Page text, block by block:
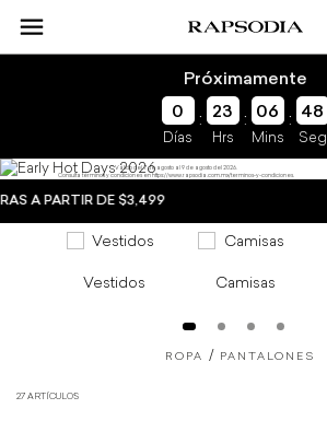
Próximamente
0
Días
: 23
Hrs
: 06
Mins
: 47
Seg
Early
Hot
Days
Válido del 7 de agosto al 9 de agosto del 2026.
Consulta términos y condiciones en https://www.rapsodia.com.mx/terminos-y-condiciones.
A PARTIR DE $3,499
Vestidos Camisas
ROPA PANTALONES
27 ARTÍCULOS
TIPO DE PRODUCTO
TALLA